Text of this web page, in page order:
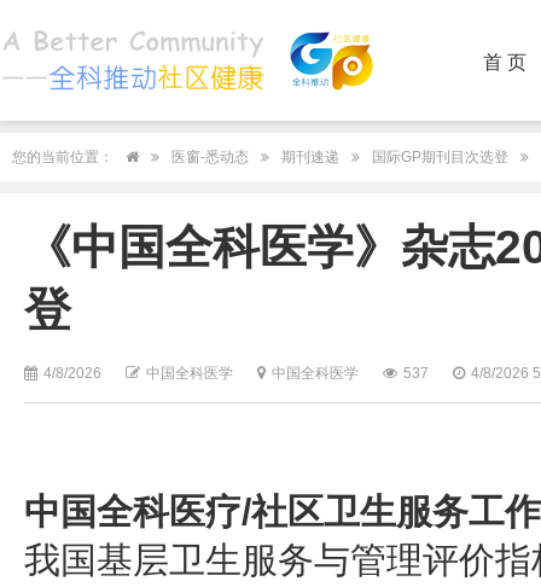
首 页
您的当前位置： 医窗-悉动态 期刊速递 国际GP期刊目次选登
《中国全科医学》杂志
登
4/8/2026 中国全科医学 中国全科医学 537 4/8/2026
中国全科医疗/社区卫生服务工
我国基层卫生服务与管理评价